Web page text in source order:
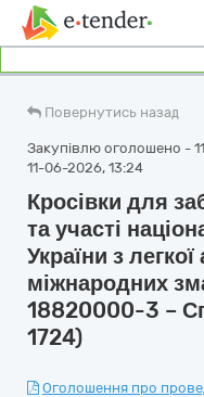
Повернутись назад
Закупівлю оголошено -
11-06-2026, 13:24
Кросівки для
та участі
України з
міжнародних
18820000-3 –
1724)
Оголошення про